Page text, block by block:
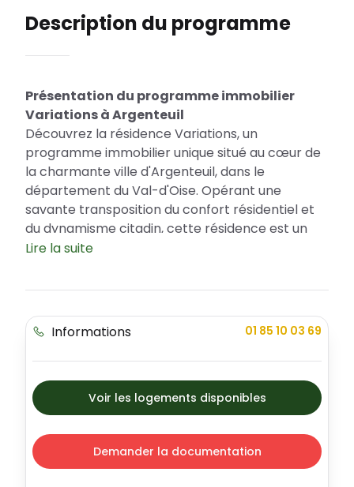
Description du programme
Présentation du programme immobilier
Variations à Argenteuil
Découvrez la résidence Variations, un
programme immobilier unique situé au cœur de
la charmante ville d'Argenteuil, dans le
département du Val-d'Oise. Opérant une
savante transposition du confort résidentiel et
du dynamisme citadin, cette résidence est un
investissement stratégique bénéficiant d'aides
Notre programme Variations incarne l'élégance
d'appartements, de maisons et de duplex pour
satisfaire tous les goûts et modes de vie.
la résidence Variations
Situé à Argenteuil, le programme Variations
bénéficie des nombreux attraits de cette ville
dynamique et attractive du Val-d'Oise. Ce
nouveau lieu de vie s'inscrit dans un
Lire la suite
Informations 01 85 10 03 69
Voir les logements disponibles
Demander la documentation